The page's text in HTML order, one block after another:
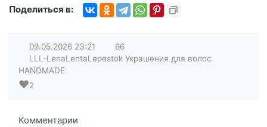
Поделиться в:
09.05.2026 23:21
66
LLL-LenaLentaLepestok Украшения для волос
HANDMADE
❤️2
Комментарии